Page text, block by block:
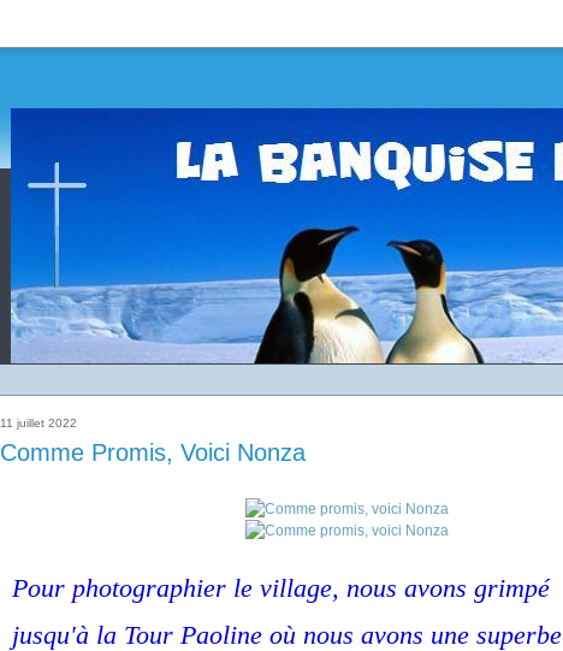
11 juillet 2022
Comme Promis, Voici Nonza
Pour photographier le village, nous avons grimpé
jusqu'à la Tour Paoline où nous avons une superbe